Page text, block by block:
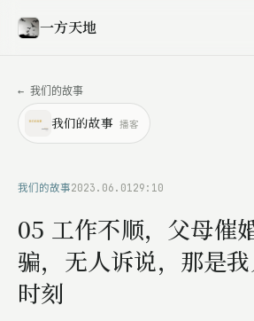
一方天地
← 我们的故事
我们的故事 播客
我们的故事2023.06.0129:10
05 工作不顺，父母催
骗，无人诉说，那是
时刻